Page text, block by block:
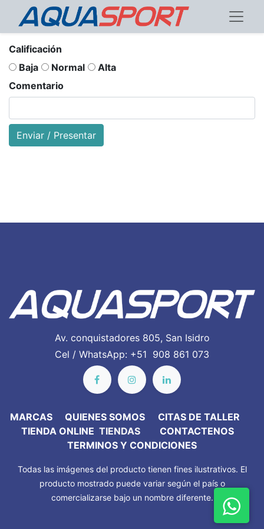
Calificación
Baja
Normal
Alta
Comentario
Enviar / Presentar
Av. conquistadores 805, San Isidro
Cel / WhatsApp: +51 908 861 073
MARC​AS QUIENES SOMOS CITAS DE TALLER
TIENDA ONLINETIENDAS CONTACTENOS
TERMINOS Y CONDICIONES
Todas las imágenes del producto tienen fines ilustrativos. El
producto mostrado puede variar según el país o
comercializarse bajo un nombre diferente.